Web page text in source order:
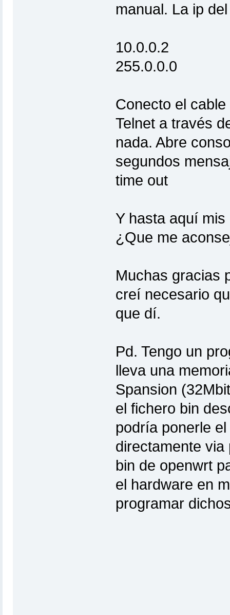
manual. La ip
10.0.0.2
255.0.0.0
Conecto el
Telnet a través
nada. Abre
segundos
time out
Y hasta aquí
¿Que me
Muchas gracias
creí necesario
que dí.
Pd. Tengo un
lleva una
Spansion
el fichero bin
podría ponerle
directamente
bin de openwrt
el hardware en
programar